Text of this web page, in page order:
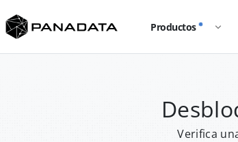
Productos
Verifica